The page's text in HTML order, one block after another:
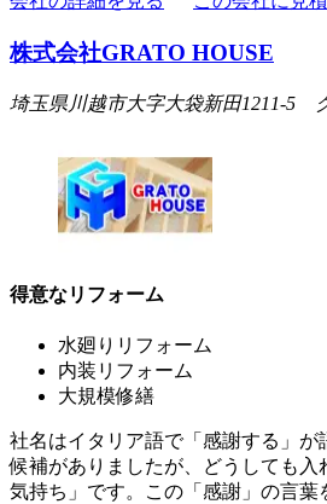
株式会社GRATO HOUSE
埼玉県川越市大字大袋新田1211-5
得意なリフォーム
水廻りリフォーム
内装リフォーム
大規模修繕
社名はイタリア語で「感謝する」が
候補がありましたが、どうしても入
気持ち」です。この「感謝」の言葉